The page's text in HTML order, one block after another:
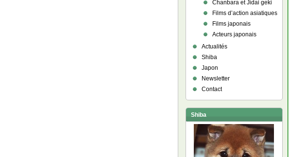
Chanbara et Jidai geki
Films d’action asiatiques
Films japonais
Acteurs japonais
Actualités
Shiba
Japon
Newsletter
Contact
Shiba